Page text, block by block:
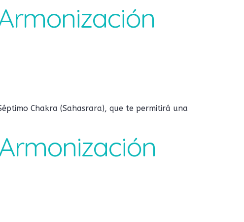
Chakra (Sahasrara), que te permitirá una